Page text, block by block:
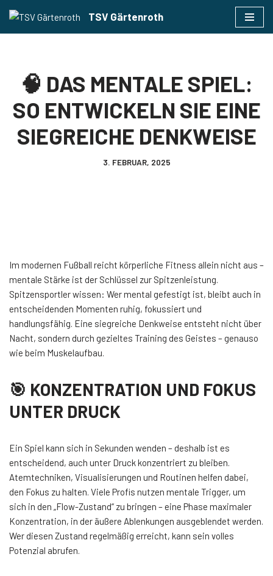
Zum
TSV Gärtenroth
🧠 DAS MENTALE SPIEL:
SO ENTWICKELN SIE EINE
SIEGREICHE DENKWEISE
3. FEBRUAR, 2025
Im modernen Fußball reicht körperliche Fitness allein nicht aus –
mentale Stärke ist der Schlüssel zur Spitzenleistung.
Spitzensportler wissen: Wer mental gefestigt ist, bleibt auch in
entscheidenden Momenten ruhig, fokussiert und
handlungsfähig. Eine siegreiche Denkweise entsteht nicht über
Nacht, sondern durch gezieltes Training des Geistes – genauso
wie beim Muskelaufbau.
🎯 KONZENTRATION UND FOKUS
UNTER DRUCK
Ein Spiel kann sich in Sekunden wenden – deshalb ist es
entscheidend, auch unter Druck konzentriert zu bleiben.
Atemtechniken, Visualisierungen und Routinen helfen dabei,
den Fokus zu halten. Viele Profis nutzen mentale Trigger, um
sich in den „Flow-Zustand“ zu bringen – eine Phase maximaler
Konzentration, in der äußere Ablenkungen ausgeblendet werden.
Wer diesen Zustand regelmäßig erreicht, kann sein volles
Potenzial abrufen.